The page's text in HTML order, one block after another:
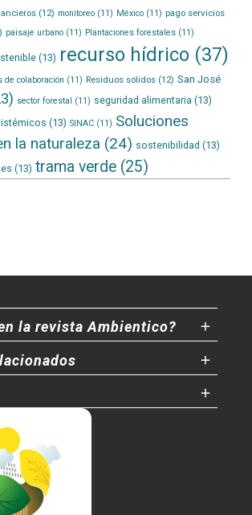
(12) monitoreo(11) México(11) pago servicios
paisaje urbano(11) Plantaciones forestales(11)
(13) recurso hídrico(37)
de colaboración (11) Residuos sólidos(12) San José
sector forestal (11) seguridad alimentaria (13)
(13) SINAC(11) Soluciones
la naturaleza (24) sostenibilidad (13)
(13) trama verde(25)
la revista Ambientico?